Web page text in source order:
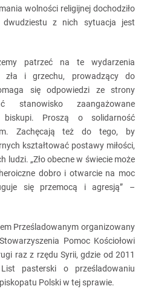
wolności religijnej dochodziło
z nich sytuacja jest
patrzeć na te wydarzenia
zła i grzechu, prowadzący do
się odpowiedzi ze strony
stanowisko zaangażowane
Proszą o solidarność
Zachęcają też do tego, by
kształtować postawy miłości,
ludzi. „Zło obecne w świecie może
dobro i otwarcie na moc
się przemocą i agresją” –
Prześladowanym organizowany
Pomoc Kościołowi
raz z rzędu Syrii, gdzie od 2011
pasterski o prześladowaniu
Polski w tej sprawie.